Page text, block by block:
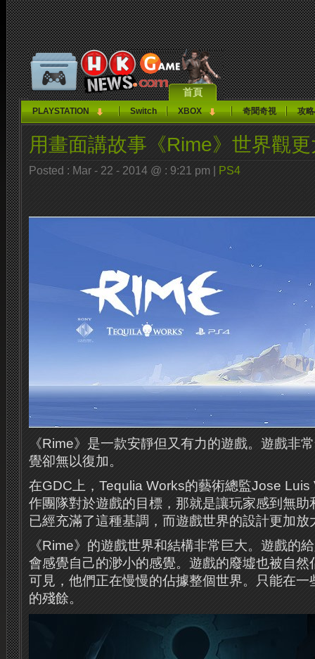
首頁
PLAYSTATION Switch XBOX 奇聞奇視 攻
用畫面講故事《Rime》世界觀
Posted : Mar - 22 - 2014 @ : 9:21 pm | PS4
《Rime》是一款安靜但又有力的遊戲。 遊戲非
覺卻無以復加。
在GDC上，Tequlia Works的藝術總監Jose Luis
作團隊對於遊戲的目標，那就是讓玩家感到無助
已經充滿了這種基調，而遊戲世界的設計更加放
《Rime》的遊戲世界和結構非常巨大。 遊戲的
會感覺自己的渺小的感覺。 遊戲的廢墟也被自然
可見，他們正在慢慢的佔據整個世界。
只能在一
的殘餘。